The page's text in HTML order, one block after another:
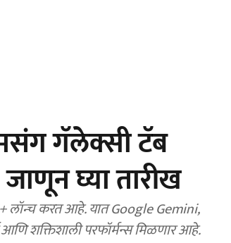
गॅलेक्सी टॅब
घ्या तारीख
लॉन्च करत आहे. यात Google Gemini,
शक्तिशाली परफॉर्मन्स मिळणार आहे.